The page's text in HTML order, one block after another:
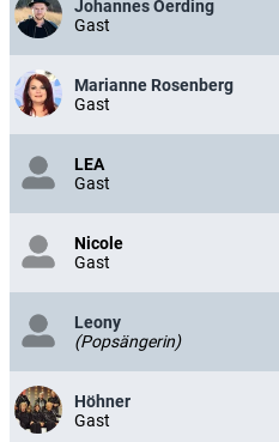
Johannes Oerding
Gast
Marianne Rosenberg
Gast
LEA
Gast
Nicole
Gast
Leony
(Popsängerin)
Höhner
Gast